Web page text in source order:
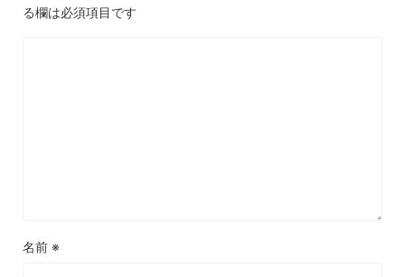
る欄は必須項目です
名前 ※